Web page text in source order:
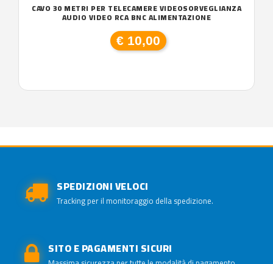
CAVO 30 METRI PER TELECAMERE VIDEOSORVEGLIANZA
AUDIO VIDEO RCA BNC ALIMENTAZIONE
€ 10,00
SPEDIZIONI VELOCI
Tracking per il monitoraggio della spedizione.
SITO E PAGAMENTI SICURI